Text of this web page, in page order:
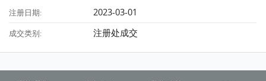
注册日期: 2023-03-01
成交类别: 注册处成交